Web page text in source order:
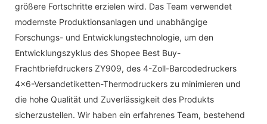
größere Fortschritte erzielen wird. Das Team verwendet
modernste Produktionsanlagen und unabhängige
Forschungs- und Entwicklungstechnologie, um den
Entwicklungszyklus des Shopee Best Buy-
Frachtbriefdruckers ZY909, des 4-Zoll-Barcodedruckers
4x6-Versandetiketten-Thermodruckers zu minimieren und
die hohe Qualität und Zuverlässigkeit des Produkts
sicherzustellen. Wir haben ein erfahrenes Team, bestehend